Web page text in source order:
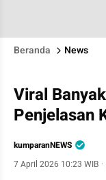
Beranda News
Viral
Penjelasan
kumparanNEWS
7 April 2026 10:23 WIB ·